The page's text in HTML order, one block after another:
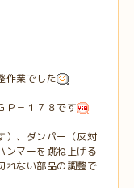
作業でした
Ｐ－１７８です
）、ダンパー（反対
ンマーを跳ね上げる
れない部品の調整で